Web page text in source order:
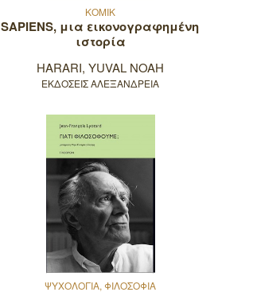
ΚΟΜΙΚ
SAPIENS, μια εικονογραφημένη
ιστορία
HARARI, YUVAL NOAH
ΕΚΔΟΣΕΙΣ ΑΛΕΞΑΝΔΡΕΙΑ
ΨΥΧΟΛΟΓΙΑ, ΦΙΛΟΣΟΦΙΑ